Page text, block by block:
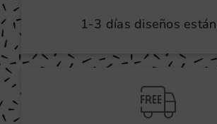
1-3 días diseños